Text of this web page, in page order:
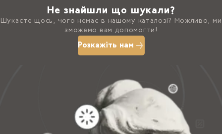
Не знайшли що шукали?
Шукаєте щось, чого немає в нашому каталозі? Можливо, ми
зможемо вам допомогти!
Розкажіть нам